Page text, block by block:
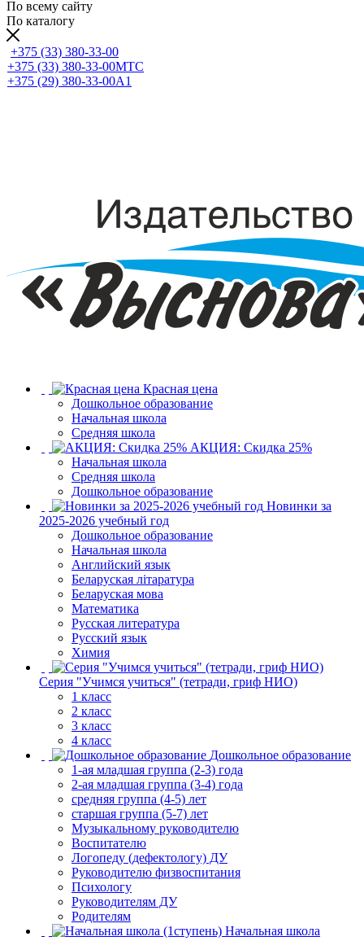
По всему сайту
По каталогу
+375 (33) 380-33-00
+375 (33) 380-33-00МТС
+375 (29) 380-33-00А1
Красная цена
Дошкольное образование
Начальная школа
Средняя школа
АКЦИЯ: Скидка 25%
Начальная школа
Средняя школа
Дошкольное образование
Новинки за
2025-2026 учебный год
Дошкольное образование
Начальная школа
Английский язык
Беларуская літаратура
Беларуская мова
Математика
Русская литература
Русский язык
Химия
Серия "Учимся учиться" (тетради, гриф НИО)
1 класс
2 класс
3 класс
4 класс
Дошкольное образование
1-ая младшая группа (2-3) года
2-ая младшая группа (3-4) года
средняя группа (4-5) лет
старшая группа (5-7) лет
Музыкальному руководителю
Воспитателю
Логопеду (дефектологу) ДУ
Руководителю физвоспитания
Психологу
Руководителям ДУ
Родителям
Начальная школа